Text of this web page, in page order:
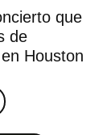
que
de
Houston